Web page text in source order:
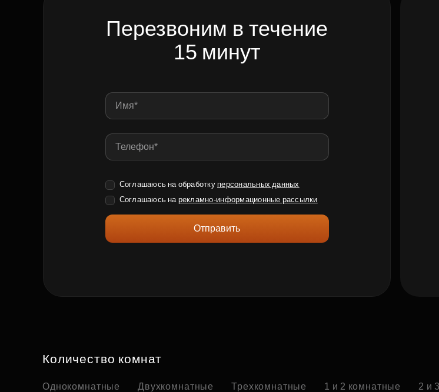
Перезвоним в течение
15 минут
Соглашаюсь на обработку персональных данных
Соглашаюсь на рекламно-информационные рассылки
Отправить
Количество комнат
Однокомнатные Двухкомнатные Трехкомнатные 1 и 2 комнатные 2 и